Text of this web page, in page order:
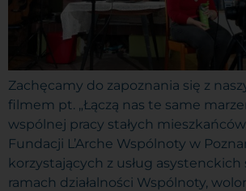
Zachęcamy do zapoznania się z
filmem pt. „Łączą nas te same
wspólnej pracy stałych
Fundacji L’Arche Wspólnoty w
korzystających z usług
ramach działalności Wspólnoty,